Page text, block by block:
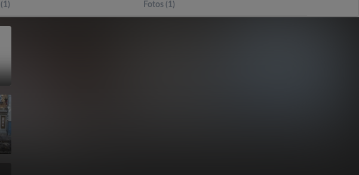
Fotos (1)